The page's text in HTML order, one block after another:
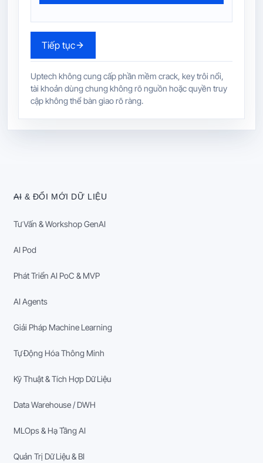
Tiếp tục
Uptech không cung cấp phần mềm crack, key trôi nổi,
tài khoản dùng chung không rõ nguồn hoặc quyền truy
cập không thể bàn giao rõ ràng.
AI & ĐỔI MỚI DỮ LIỆU
Tư Vấn & Workshop GenAI
AI Pod
Phát Triển AI PoC & MVP
AI Agents
Giải Pháp Machine Learning
Tự Động Hóa Thông Minh
Kỹ Thuật & Tích Hợp Dữ Liệu
Data Warehouse / DWH
MLOps & Hạ Tầng AI
Quản Trị Dữ Liệu & BI